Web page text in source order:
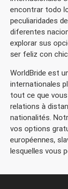
encontrar todo
peculiaridades
diferentes
explorar sus
ser feliz con
WorldBride est
internationales
tout ce que
relations à
nationalités.
vos options
européennes,
lesquelles vous